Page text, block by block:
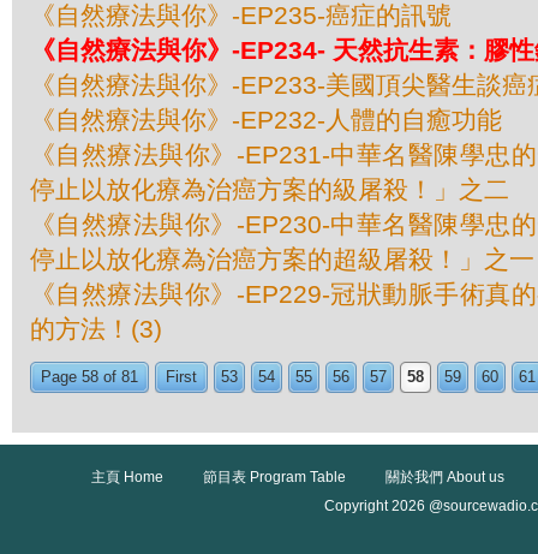
《自然療法與你》-EP235-癌症的訊號
《自然療法與你》-EP234- 天然抗生素：膠
《自然療法與你》-EP233-美國頂尖醫​​生談
《自然療法與你》-EP232-人體的自癒功能
《自然療法與你》-EP231-中華名醫陳學忠
停止以放化療為治癌方案的級屠殺！」之二
《自然療法與你》-EP230-中華名醫陳學忠
停止以放化療為治癌方案的超級屠殺！」之一
《自然療法與你》-EP229-冠狀動脈手術真
的方法！(3)
Page 58 of 81 First 53 54 55 56 57 58 59 60 61
主頁 Home 節目表 Program Table
關於我們 About us
Copyright 2026